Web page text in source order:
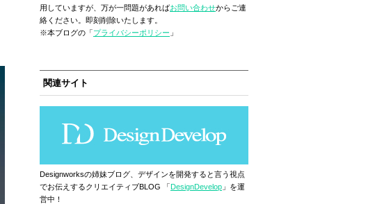
用していますが、万が一問題があればお問い合わせからご連
絡ください。即刻削除いたします。
※本ブログの「プライバシーポリシー 」
関連サイト
Designworksの姉妹ブログ、デザインを開発すると言う視点
でお伝えするクリエイティブBLOG 「DesignDevelop 」を運
営中！